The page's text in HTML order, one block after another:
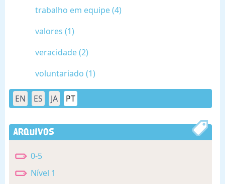
trabalho em equipe (4)
valores (1)
veracidade (2)
voluntariado (1)
EN ES JA PT
Arquivos
0-5
Nível 1